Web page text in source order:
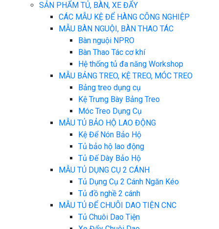
SẢN PHẨM TỦ, BÀN, XE ĐẨY
CÁC MẪU KỆ ĐỂ HÀNG CÔNG NGHIỆP
MẪU BÀN NGUỘI, BÀN THAO TÁC
Bàn nguội NPRO
Bàn Thao Tác cơ khí
Hệ thống tủ đa năng Workshop
MẪU BẢNG TREO, KỆ TREO, MÓC TREO
Bảng treo dụng cụ
Kệ Trưng Bày Bảng Treo
Móc Treo Dụng Cụ
MẪU TỦ BẢO HỘ LAO ĐỘNG
Kệ Để Nón Bảo Hộ
Tủ bảo hộ lao động
Tủ Đế Dày Bảo Hộ
MẪU TỦ DỤNG CỤ 2 CÁNH
Tủ Dụng Cụ 2 Cánh Ngăn Kéo
Tủ đồ nghề 2 cánh
MẪU TỦ ĐỂ CHUÔI DAO TIỆN CNC
Tủ Chuôi Dao Tiện